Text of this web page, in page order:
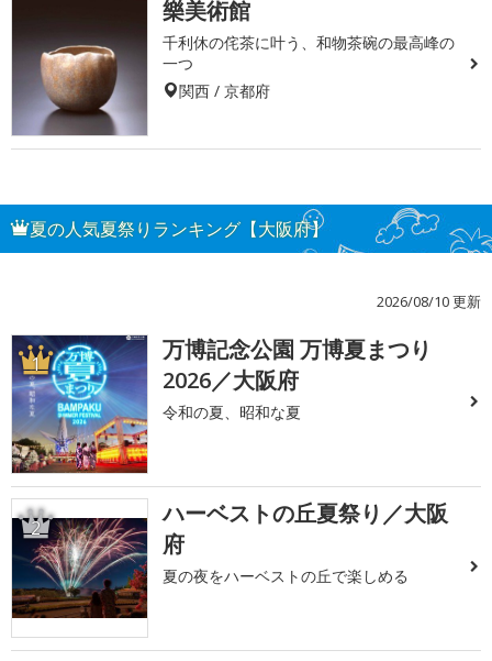
樂美術館
千利休の侘茶に叶う、和物茶碗の最高峰の
一つ
関西 / 京都府
夏の人気夏祭りランキング【大阪府】
2026/08/10 更新
1
万博記念公園 万博夏まつり
2026／大阪府
令和の夏、昭和な夏
2
ハーベストの丘夏祭り／大阪
府
夏の夜をハーベストの丘で楽しめる